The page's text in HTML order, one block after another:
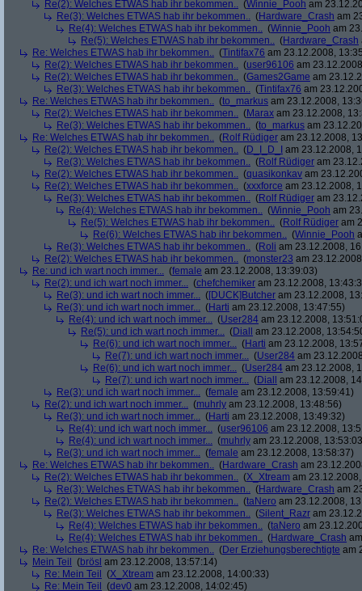
Re(2): Welches ETWAS hab ihr bekommen.. (Winnie_Pooh am
Re(3): Welches ETWAS hab ihr bekommen.. (Hardware_Crash am
Re(4): Welches ETWAS hab ihr bekommen.. (Winnie_Pooh am
Re(5): Welches ETWAS hab ihr bekommen.. (Hardware_Crash
Re: Welches ETWAS hab ihr bekommen.. (Tintifax76 am 23.12.2008,
Re(2): Welches ETWAS hab ihr bekommen.. (user96106 am
Re(2): Welches ETWAS hab ihr bekommen.. (Games2Game am
Re(3): Welches ETWAS hab ihr bekommen.. (Tintifax76 am
Re: Welches ETWAS hab ihr bekommen.. (to_markus am 23.12.2008,
Re(2): Welches ETWAS hab ihr bekommen.. (Marax am 23.12.2008,
Re(3): Welches ETWAS hab ihr bekommen.. (to_markus am
Re: Welches ETWAS hab ihr bekommen.. (Rolf Rüdiger am 23.12.2008,
Re(2): Welches ETWAS hab ihr bekommen.. (D_I_D_I
am 23.12.2008,
Re(3): Welches ETWAS hab ihr bekommen.. (Rolf Rüdiger am
Re(2): Welches ETWAS hab ihr bekommen.. (quasikonkav am
Re(2): Welches ETWAS hab ihr bekommen.. (xxxforce am 23.12.2008,
Re(3): Welches ETWAS hab ihr bekommen.. (Rolf Rüdiger am
Re(4): Welches ETWAS hab ihr bekommen.. (Winnie_Pooh am
Re(5): Welches ETWAS hab ihr bekommen.. (Rolf Rüdiger am
Re(6): Welches ETWAS hab ihr bekommen.. (Winnie_Pooh
Re(3): Welches ETWAS hab ihr bekommen.. (Roli am 23.12.2008,
Re(2): Welches ETWAS hab ihr bekommen.. (monster23 am
Re: und ich wart noch immer... (female am 23.12.2008, 13:39:03)
Re(2): und ich wart noch immer... (chefchemiker am 23.12.2008,
Re(3): und ich wart noch immer... ([DUCK]Butcher am 23.12.2008,
Re(3): und ich wart noch immer... (Harti am 23.12.2008, 13:47:55)
Re(4): und ich wart noch immer... (User284 am 23.12.2008,
Re(5): und ich wart noch immer... (Diall
am 23.12.2008,
Re(6): und ich wart noch immer... (Harti am 23.12.2008,
Re(7): und ich wart noch immer... (User284 am
Re(6): und ich wart noch immer... (User284 am 23.12.2008,
Re(7): und ich wart noch immer... (Diall
am 23.12.2008,
Re(3): und ich wart noch immer... (female am 23.12.2008, 13:59:41)
Re(2): und ich wart noch immer... (muhrly am 23.12.2008, 13:48:56)
Re(3): und ich wart noch immer... (Harti am 23.12.2008, 13:49:32)
Re(4): und ich wart noch immer... (user96106 am 23.12.2008,
Re(4): und ich wart noch immer... (muhrly am 23.12.2008,
Re(3): und ich wart noch immer... (female am 23.12.2008, 13:58:37)
Re: Welches ETWAS hab ihr bekommen.. (Hardware_Crash am
Re(2): Welches ETWAS hab ihr bekommen.. (X_Xtream am
Re(3): Welches ETWAS hab ihr bekommen.. (Hardware_Crash am
Re(2): Welches ETWAS hab ihr bekommen.. (taNero am 23.12.2008,
Re(3): Welches ETWAS hab ihr bekommen.. (Silent_Razr am
Re(4): Welches ETWAS hab ihr bekommen.. (taNero am
Re(4): Welches ETWAS hab ihr bekommen.. (Hardware_Crash
Re: Welches ETWAS hab ihr bekommen.. (Der Erziehungsberechtigte am
Mein Teil
(brösl am 23.12.2008, 13:57:14)
Re: Mein Teil
(X_Xtream am 23.12.2008, 14:00:33)
Re: Mein Teil
(dev0 am 23.12.2008, 14:02:45)